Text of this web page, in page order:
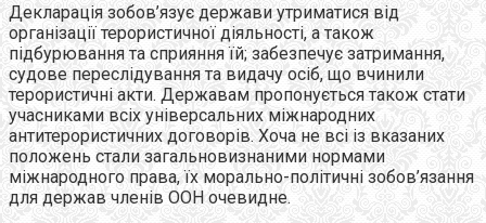
Декларація зобов’язує держави утриматися від
організації терористичної діяльності, а також
підбурювання та сприяння їй; забезпечує затримання,
судове переслідування та видачу осіб, що вчинили
терористичні акти. Державам пропонується також стати
учасниками всіх універсальних міжнародних
антитерористичних договорів. Хоча не всі із вказаних
положень стали загальновизнаними нормами
міжнародного права, їх морально-політичні зобов’язання
для держав членів ООН очевидне.